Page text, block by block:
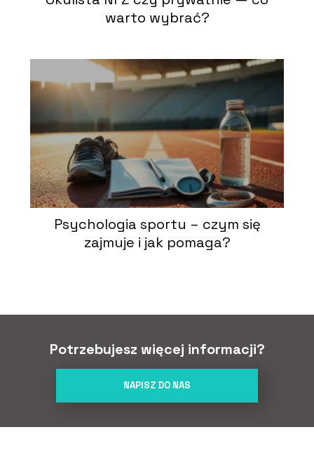
warto wybrać?
Psychologia sportu – czym się
zajmuje i jak pomaga?
Potrzebujesz więcej informacji?
NAPISZ DO NAS